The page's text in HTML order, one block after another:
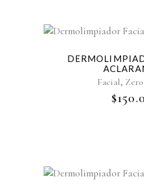
Facial,
$